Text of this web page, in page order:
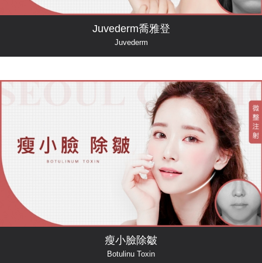
Juvederm喬雅登
Juvederm
瘦小臉除皺
Botulinu Toxin